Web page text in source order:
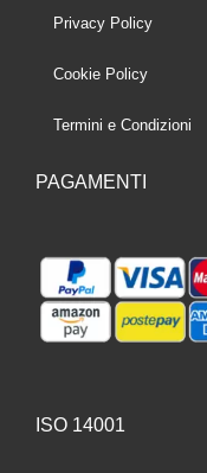
Privacy Policy
Cookie Policy
Termini e Condizioni
PAGAMENTI
ISO 14001